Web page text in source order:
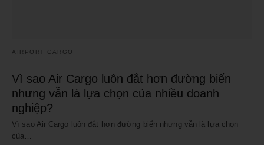
AIRPORT CARGO
Vì sao Air Cargo luôn đắt hơn đường biển
nhưng vẫn là lựa chọn của nhiều doanh
nghiệp?
Vì sao Air Cargo luôn đắt hơn đường biển nhưng vẫn là lựa chọn
của…